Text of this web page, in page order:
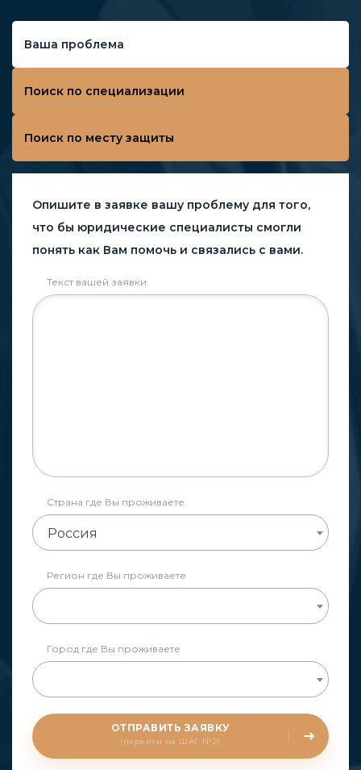
Ваша проблема
Поиск по специализации
Поиск по месту защиты
Опишите в заявке вашу проблему для того,
что бы юридические специалисты смогли
понять как Вам помочь и связались с вами.
Текст вашей заявки
Страна где Вы проживаете
Россия
Регион где Вы проживаете
Город где Вы проживаете
ОТПРАВИТЬ ЗАЯВКУ
(перейти на ШАГ №2)